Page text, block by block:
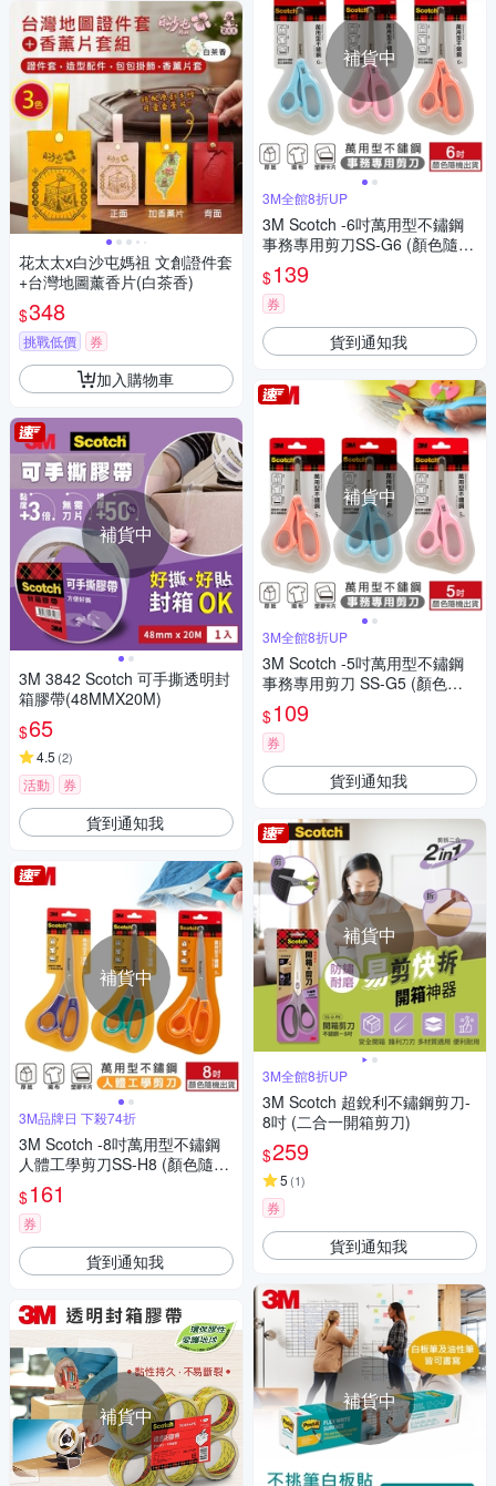
花太太x白沙屯媽祖 文創證件套
+台灣地圖薰香片(白茶香)
$348
挑戰低價 券
加入購物車
補貨中
3M 3842 Scotch 可手撕透明封
箱膠帶(48MMX20M)
$65
4.5 (2)
活動 券
貨到通知我
補貨中
3M品牌日 下殺74折
3M Scotch -8吋萬用型不鏽鋼
人體工學剪刀SS-H8 (顏色隨機
出貨)
$161
券
貨到通知我
補貨中
補貨中
3M全館8折UP
3M Scotch -6吋萬用型不鏽鋼
事務專用剪刀SS-G6 (顏色隨機
出貨)
$139
券
貨到通知我
補貨中
3M全館8折UP
3M Scotch -5吋萬用型不鏽鋼
事務專用剪刀 SS-G5 (顏色隨
機出貨)
$109
券
貨到通知我
補貨中
3M全館8折UP
3M Scotch 超銳利不鏽鋼剪刀-
8吋 (二合一開箱剪刀)
$259
5 (1)
券
貨到通知我
補貨中